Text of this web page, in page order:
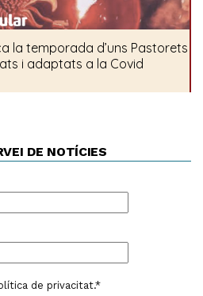
DE NOTÍCIES
de privacitat.*